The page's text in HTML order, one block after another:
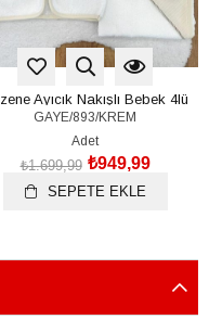
Ayıcık Nakışlı Bebek 4lü
Havlu Bornoz Set
GAYE/893/KREM
Adet
₺949,99
₺1.699,99
SEPETE EKLE